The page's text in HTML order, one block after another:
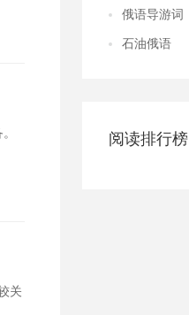
关
俄语导游词
石油俄语
阅读排行榜